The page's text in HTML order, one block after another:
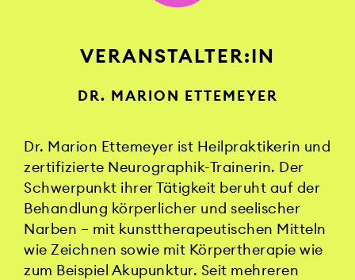
VERANSTALTER:IN
DR. MARION ETTEMEYER
Dr. Marion Ettemeyer ist Heilpraktikerin und
zertifizierte Neurographik-Trainerin. Der
Schwerpunkt ihrer Tätigkeit beruht auf der
Behandlung körperlicher und seelischer
Narben – mit kunsttherapeutischen Mitteln
wie Zeichnen sowie mit Körpertherapie wie
zum Beispiel Akupunktur. Seit mehreren